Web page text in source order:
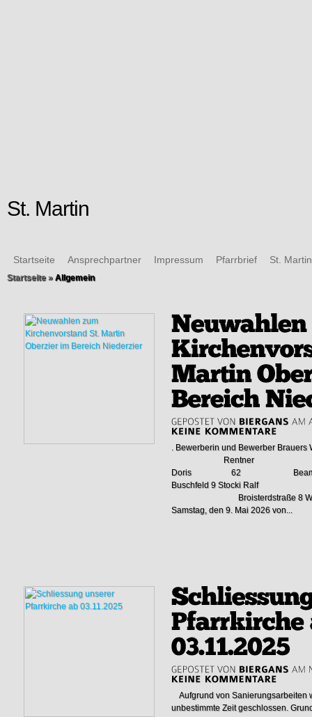
St. Martin
Startseite Ansprechpartner Impressum Pfarrbrief St.
Startseite »Allgemein
. Bewerberin und
Rentner Dorfplatz
Doris 62 Beamtin in
Buschfeld 9 Stocki
Broisterdstraße 8
Samstag, den 9. Mai 2026 von...
Aufgrund von Sanierungsarbeiten
unbestimmte Zeit geschlossen.